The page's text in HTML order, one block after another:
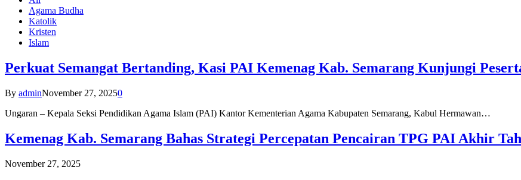
Agama Budha
Katolik
Kristen
Islam
Perkuat Semangat Bertanding, Kasi PAI Kemenag Kab. Semarang Kunjungi
By adminNovember 27, 20250
Ungaran – Kepala Seksi Pendidikan Agama Islam (PAI) Kantor Kementerian Agama Kabupaten Semarang, Kabul Hermawan…
Kemenag Kab. Semarang Bahas Strategi Percepatan Pencairan TPG PAI Akhir
November 27, 2025